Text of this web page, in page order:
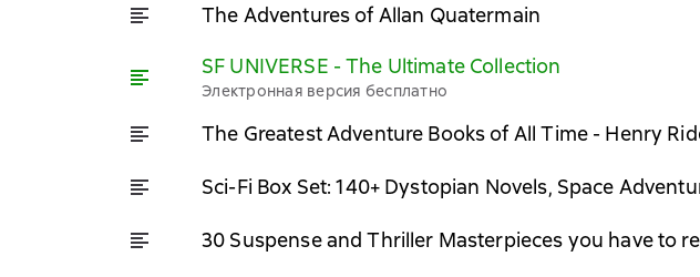
The Adventures of Allan Quatermain
SF UNIVERSE - The Ultimate Collection
Электронная версия бесплатно
The Greatest Adventure Books of All Time - Henry
Sci-Fi Box Set: 140+ Dystopian Novels, Space
30 Suspense and Thriller Masterpieces you have to